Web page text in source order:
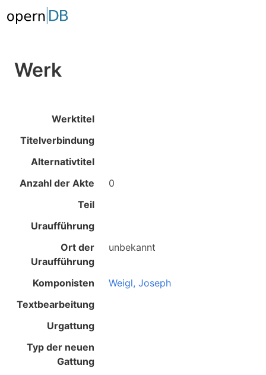
Werk
Werktitel
Titelverbindung
Alternativtitel
Anzahl der Akte
0
Teil
Uraufführung
Ort der
Uraufführung
unbekannt
Komponisten
Weigl, Joseph
Textbearbeitung
Urgattung
Typ der neuen
Gattung